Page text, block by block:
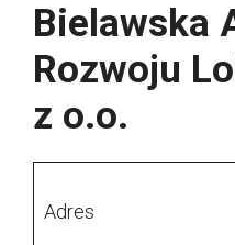
Bielawska
Rozwoju
z o.o.
Adres